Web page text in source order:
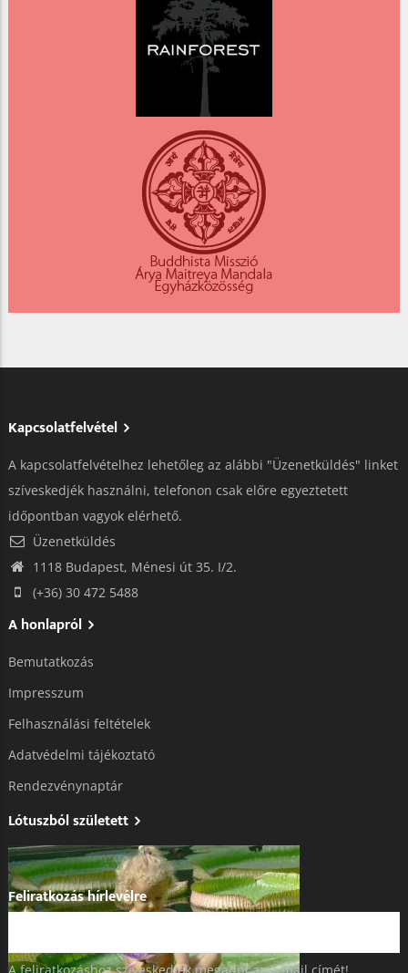
Kapcsolatfelvétel
A kapcsolatfelvételhez lehetőleg az alábbi "Üzenetküldés" linket
szíveskedjék használni, telefonon csak előre egyeztetett
időpontban vagyok elérhető.
Üzenetküldés
1118 Budapest, Ménesi út 35. I/2.
(+36) 30 472 5488
A honlapról
Bemutatkozás
Impresszum
Felhasználási feltételek
Adatvédelmi tájékoztató​
Rendezvénynaptár
Lótuszból született
Feliratkozás hírlevélre
A feliratkozáshoz szíveskedjék megadni az e-mail címét!